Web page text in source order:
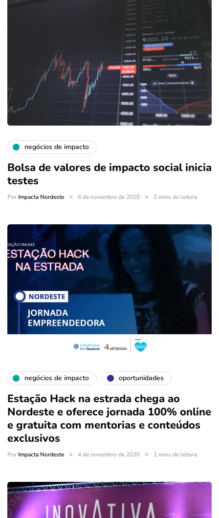
negócios de impacto
Bolsa de valores de impacto social inicia
testes
PorImpacta Nordeste 6 de novembro de 2020 2 mins de leitura
negócios de impacto oportunidades
Estação Hack na estrada chega ao
Nordeste e oferece jornada 100% online
e gratuita com mentorias e conteúdos
exclusivos
PorImpacta Nordeste 4 de novembro de 2020 1 mins de leitura